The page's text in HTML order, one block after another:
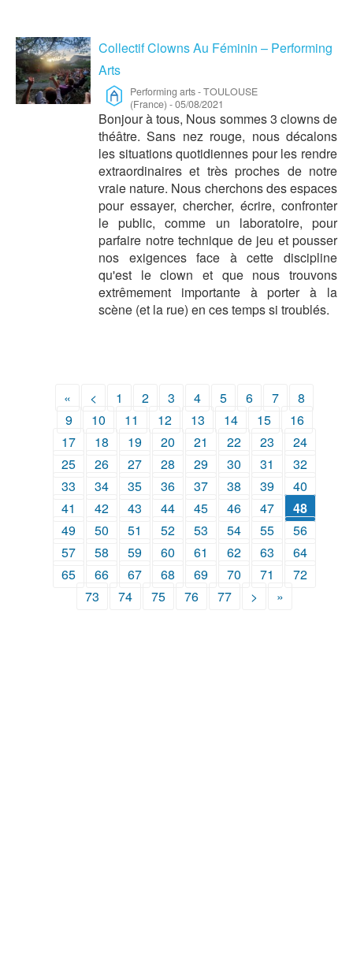
Collectif Clowns Au Féminin – Performing
Arts
Performing arts-TOULOUSE
(France) -05/08/2021
Bonjour à tous, Nous sommes 3 clowns de
théâtre. Sans nez rouge, nous décalons
les situations quotidiennes pour les rendre
extraordinaires et très proches de notre
vraie nature. Nous cherchons des espaces
pour essayer, chercher, écrire, confronter
le public, comme un laboratoire, pour
parfaire notre technique de jeu et pousser
nos exigences face à cette discipline
qu'est le clown et que nous trouvons
extrêmement importante à porter à la
scène (et la rue) en ces temps si troublés.
« < 1 2 3 4 5 6 7
8
9
10 11 12 13 14 15
16
17
18 19 20 21 22 23
24
25
26 27 28 29 30 31
32
33
34 35 36 37 38 39
40
41
42 43 44 45 46 47
48
49
50 51 52 53 54 55
56
57
58 59 60 61 62 63
64
65
66 67 68 69 70 71
72
73
74 75 76 77 > »